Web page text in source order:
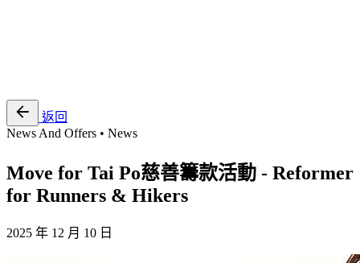
返回
News And Offers • News
Move for Tai Po慈善籌款活動 - Reformer
for Runners & Hikers
2025 年 12 月 10 日